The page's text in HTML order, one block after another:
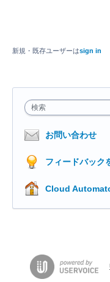
新規・既存ユーザーはsign in
検索
お問い合わせ
フィードバック
Cloud